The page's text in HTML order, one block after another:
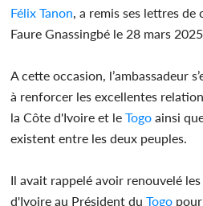
Félix Tanon , a remis ses lettres
Faure Gnassingbé le 28 mars 2025
A cette occasion, l’ambassadeur
à renforcer les excellentes
la Côte d'Ivoire et leTogo ainsi
existent entre les deux peuples.
Il avait rappelé avoir renouvelé
d'Ivoire au Président duTogo